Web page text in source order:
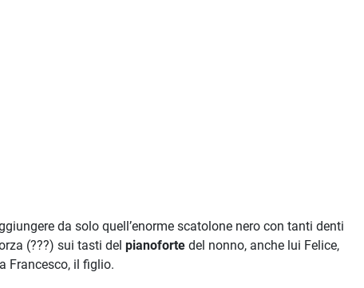
da solo quell’enorme scatolone nero con tanti denti
(???) sui tasti del pianoforte del nonno, anche lui Felice,
Francesco, il figlio.